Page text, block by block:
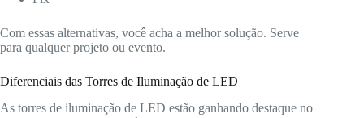
Com essas alternativas, você acha a melhor solução. Serve
para qualquer projeto ou evento.
Diferenciais das Torres de Iluminação de LED
As torres de iluminação de LED estão ganhando destaque no